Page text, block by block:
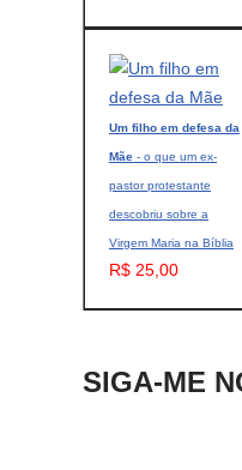
Um filho em defesa da
Mãe - o que um ex-
pastor protestante
descobriu sobre a
Virgem Maria na Bíblia
R$ 25,00
SIGA-ME